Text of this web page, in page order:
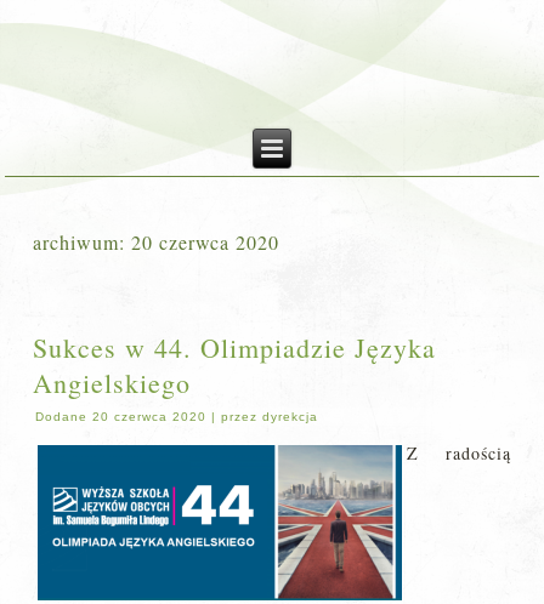
archiwum:20 czerwca 2020
Sukces w 44. Olimpiadzie Języka
Angielskiego
Dodane 20 czerwca 2020 |przez dyrekcja
Z radością